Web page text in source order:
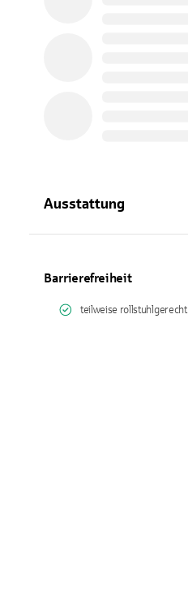
Ausstattung
Barrierefreiheit
teilweise rollstuhlgerecht